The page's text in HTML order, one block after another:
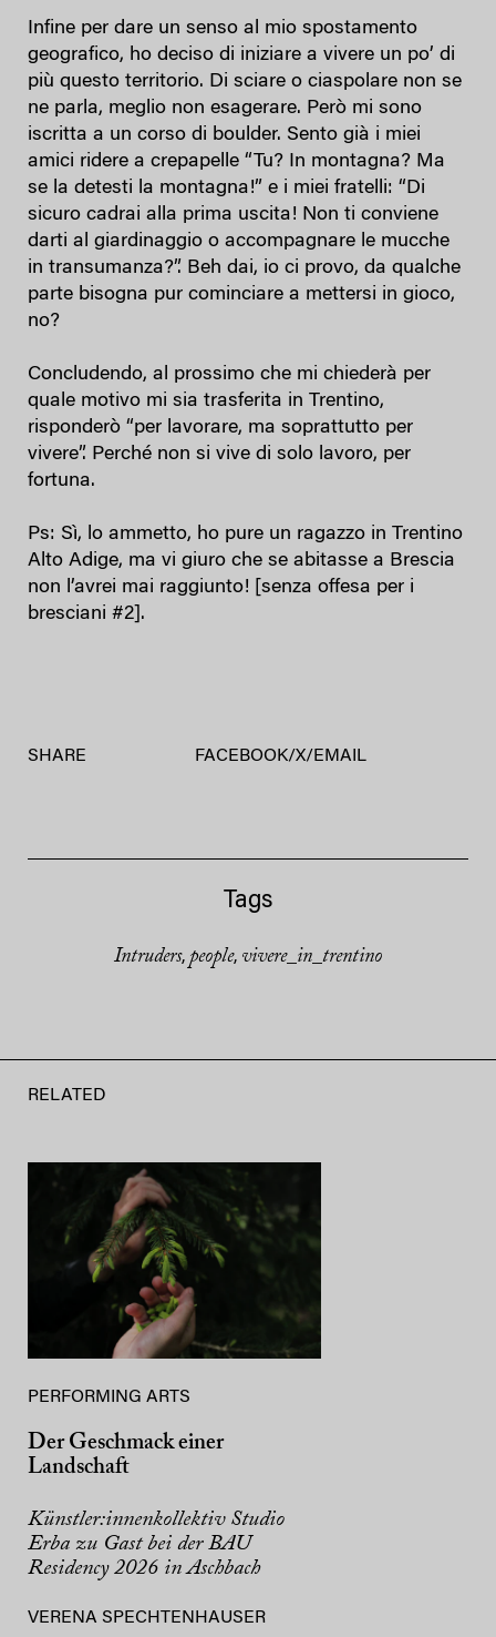
Infine per dare un senso al mio spostamento
geografico, ho deciso di iniziare a vivere un po’ di
più questo territorio. Di sciare o ciaspolare non se
ne parla, meglio non esagerare. Però mi sono
iscritta a un corso di boulder. Sento già i miei
amici ridere a crepapelle “Tu? In montagna? Ma
se la detesti la montagna!” e i miei fratelli: “Di
sicuro cadrai alla prima uscita! Non ti conviene
darti al giardinaggio o accompagnare le mucche
in transumanza?”. Beh dai, io ci provo, da qualche
parte bisogna pur cominciare a mettersi in gioco,
no?
Concludendo, al prossimo che mi chiederà per
quale motivo mi sia trasferita in Trentino,
risponderò “per lavorare, ma soprattutto per
vivere”. Perché non si vive di solo lavoro, per
fortuna.
Ps: Sì, lo ammetto, ho pure un ragazzo in Trentino
Alto Adige, ma vi giuro che se abitasse a Brescia
non l’avrei mai raggiunto! [senza offesa per i
bresciani #2].
SHARE FACEBOOK/X/ EMAIL
Tags
Intruders, people, vivere_in_trentino
RELATED
PERFORMING ARTS
Der Geschmack einer
Landschaft
Künstler:innenkollektiv Studio
Erba zu Gast bei der BAU
Residency 2026 in Aschbach
VERENA SPECHTENHAUSER